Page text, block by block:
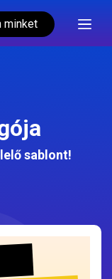
minket
sablont!